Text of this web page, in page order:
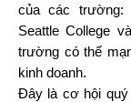
của các trường:
Seattle College
trường có thế
kinh doanh.
Đây là cơ hội quý